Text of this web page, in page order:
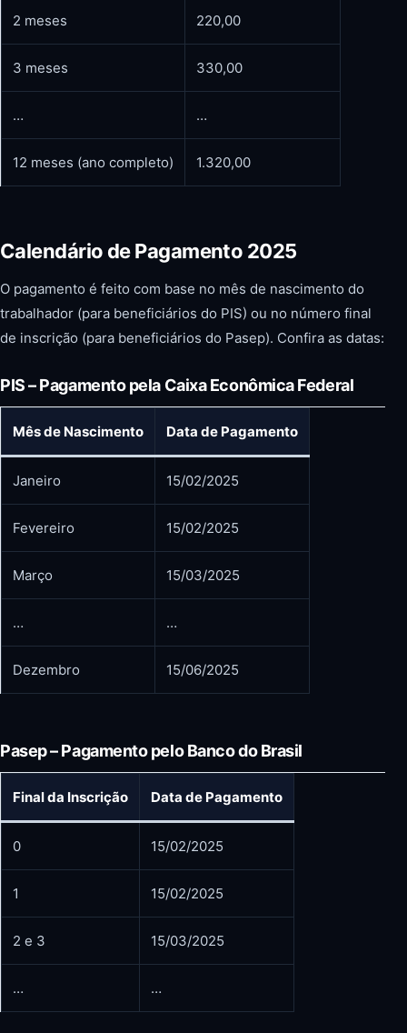
2 meses 220,00
3 meses 330,00
… …
12 meses (ano completo) 1.320,00
Calendário de Pagamento 2025
O pagamento é feito com base no mês de nascimento do
trabalhador (para beneficiários do PIS) ou no número final
de inscrição (para beneficiários do Pasep). Confira as datas:
PIS – Pagamento pela Caixa Econômica Federal
Mês de Nascimento Data de Pagamento
Janeiro 15/02/2025
Fevereiro 15/02/2025
Março 15/03/2025
… …
Dezembro 15/06/2025
Pasep – Pagamento pelo Banco do Brasil
Final da Inscrição Data de Pagamento
0 15/02/2025
1 15/02/2025
2 e 3 15/03/2025
… …